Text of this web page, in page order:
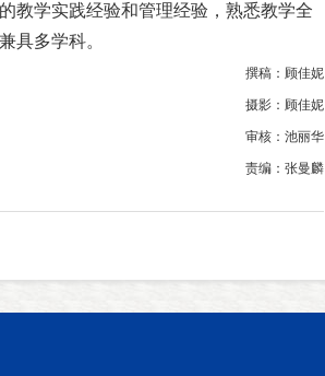
教学实践经验和管理经验，熟悉教学全
具多学科。
撰稿：顾佳妮
摄影：顾佳妮
审核：池丽华
责编：张曼麟